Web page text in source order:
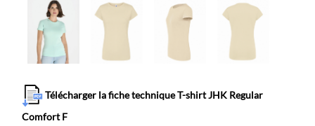
Télécharger la fiche technique T-shirt JHK Regular
Comfort F